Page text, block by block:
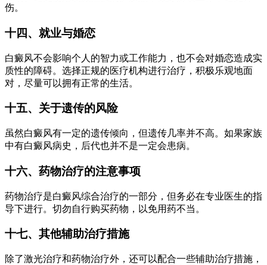
伤。
十四、就业与婚恋
白癜风不会影响个人的智力或工作能力，也不会对婚恋造成实
质性的障碍。选择正规的医疗机构进行治疗，积极乐观地面
对，尽量可以拥有正常的生活。
十五、关于遗传的风险
虽然白癜风有一定的遗传倾向，但遗传几率并不高。如果家族
中有白癜风病史，后代也并不是一定会患病。
十六、药物治疗的注意事项
药物治疗是白癜风综合治疗的一部分，但务必在专业医生的指
导下进行。切勿自行购买药物，以免用药不当。
十七、其他辅助治疗措施
除了激光治疗和药物治疗外，还可以配合一些辅助治疗措施，